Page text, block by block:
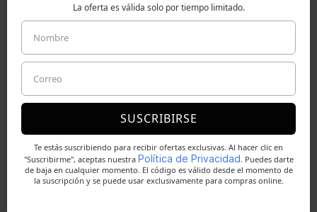
ALTRI COLORI
La oferta es válida solo por tiempo limitado.
SUSCRIBIRSE
Te estás suscribiendo para recibir ofertas exclusivas. Al hacer clic en
"Suscribirme", aceptas nuestra Política de Privacidad . Puedes darte
de baja en cualquier momento. El código es válido desde el momento de
la suscripción y se puede usar exclusivamente para compras online.